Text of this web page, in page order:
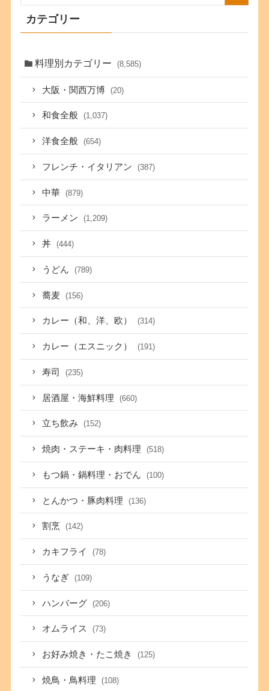
カテゴリー
料理別カテゴリー (8,585)
大阪・関西万博 (20)
和食全般 (1,037)
洋食全般 (654)
フレンチ・イタリアン (387)
中華 (879)
ラーメン (1,209)
丼 (444)
うどん (789)
蕎麦 (156)
カレー（和、洋、欧） (314)
カレー（エスニック） (191)
寿司 (235)
居酒屋・海鮮料理 (660)
立ち飲み (152)
焼肉・ステーキ・肉料理 (518)
もつ鍋・鍋料理・おでん (100)
とんかつ・豚肉料理 (136)
割烹 (142)
カキフライ (78)
うなぎ (109)
ハンバーグ (206)
オムライス (73)
お好み焼き・たこ焼き (125)
焼鳥・鳥料理 (108)